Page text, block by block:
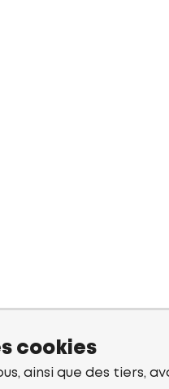
cookies
ainsi que des tiers,